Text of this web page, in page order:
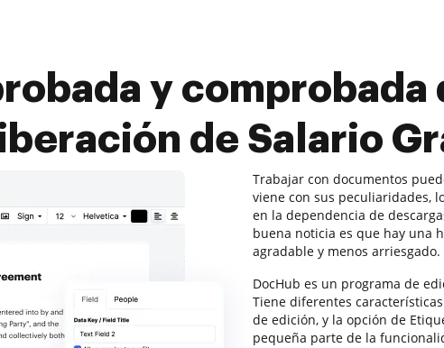
y comprobada
de Salario
Trabajar con documentos
viene con sus peculiaridades,
en la dependencia de
buena noticia es que hay una
agradable y menos arriesgado.
DocHub es un programa de
Tiene diferentes
de edición, y la opción de
pequeña parte de la